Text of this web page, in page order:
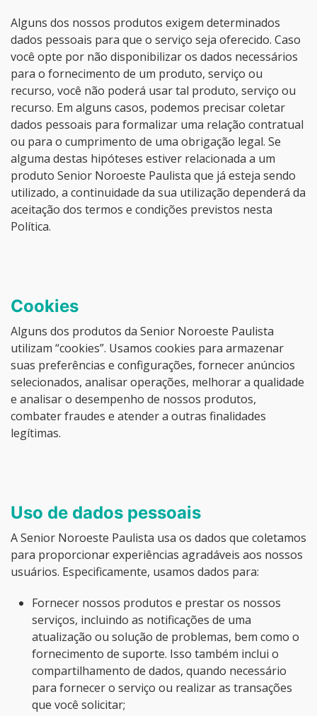
Alguns dos nossos produtos exigem determinados
dados pessoais para que o serviço seja oferecido. Caso
você opte por não disponibilizar os dados necessários
para o fornecimento de um produto, serviço ou
recurso, você não poderá usar tal produto, serviço ou
recurso. Em alguns casos, podemos precisar coletar
dados pessoais para formalizar uma relação contratual
ou para o cumprimento de uma obrigação legal. Se
alguma destas hipóteses estiver relacionada a um
produto Senior Noroeste Paulista que já esteja sendo
utilizado, a continuidade da sua utilização dependerá da
aceitação dos termos e condições previstos nesta
Política.
Cookies
Alguns dos produtos da Senior Noroeste Paulista
utilizam “cookies”. Usamos cookies para armazenar
suas preferências e configurações, fornecer anúncios
selecionados, analisar operações, melhorar a qualidade
e analisar o desempenho de nossos produtos,
combater fraudes e atender a outras finalidades
legítimas.
Uso de dados pessoais
A Senior Noroeste Paulista usa os dados que coletamos
para proporcionar experiências agradáveis aos nossos
usuários. Especificamente, usamos dados para:
Fornecer nossos produtos e prestar os nossos
serviços, incluindo as notificações de uma
atualização ou solução de problemas, bem como o
fornecimento de suporte. Isso também inclui o
compartilhamento de dados, quando necessário
para fornecer o serviço ou realizar as transações
que você solicitar;